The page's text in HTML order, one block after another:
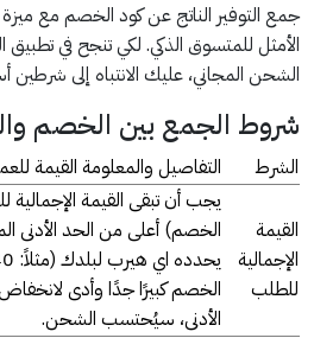
جمع التوفير الناتج عن كود الخصم مع
الأمثل للمتسوق الذكي. لكي تنجح في
الشحن المجاني، عليك الانتباه إلى شرطين
شروط الجمع بين الخصم
الشرط التفاصيل والمعلومة القيمة
القيمة
الإجمالية
للطلب
يجب أن تبقى القيمة
الخصم) أعلى من الحد الأدنى
الخصم كبيرًا جدًا وأدى
الأدنى، سيُحتسب الشحن.